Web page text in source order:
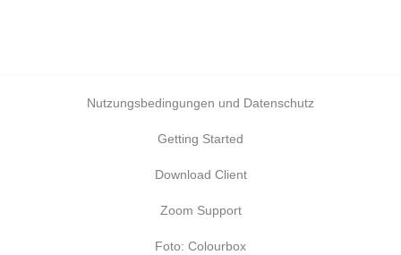
Nutzungsbedingungen und Datenschutz
Getting Started
Download Client
Zoom Support
Foto: Colourbox